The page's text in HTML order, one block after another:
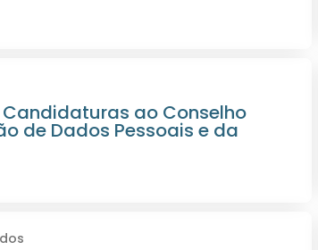
ao Conselho
de Dados Pessoais e da